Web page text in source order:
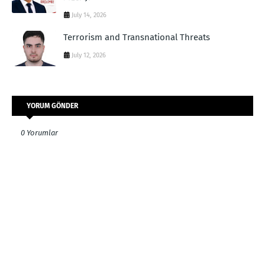
July 14, 2026
Terrorism and Transnational Threats
July 12, 2026
YORUM GÖNDER
0 Yorumlar